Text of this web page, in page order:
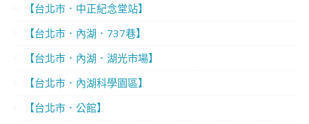
【台北市．中正紀念堂站】
【台北市．內湖．737巷】
【台北市．內湖．湖光市場】
【台北市．內湖科學園區】
【台北市．公館】